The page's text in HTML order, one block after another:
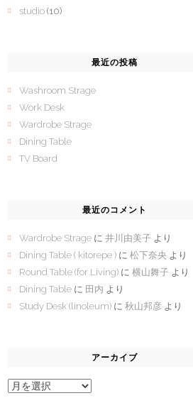
studio (10)
最近の投稿
Washroom Strage
Work Desk
Wardrobe Strage
Dining Table
TV Board
最近のコメント
Wardrobe Strage に 井川由美子 より
Dining Table ( kitorepe ) に 松下奈央 より
Round Table (for Living) に 横山舞子 より
Dining Table に 田内 より
Study Desk (linoleum) に 秋山邦彦 より
アーカイブ
ア